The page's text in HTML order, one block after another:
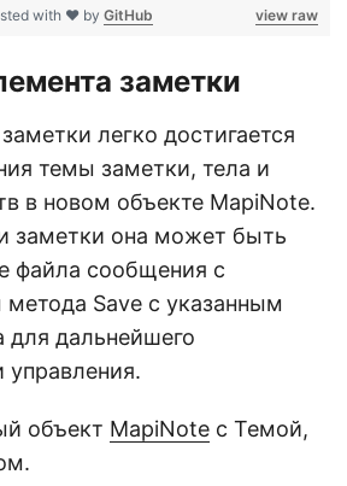
view raw
with ❤ by GitHub
заметки
легко достигается
темы заметки, тела и
в новом объекте MapiNote.
заметки она может быть
файла сообщения с
метода Save с указанным
дальнейшего
управления.
объект MapiNote с Темой,